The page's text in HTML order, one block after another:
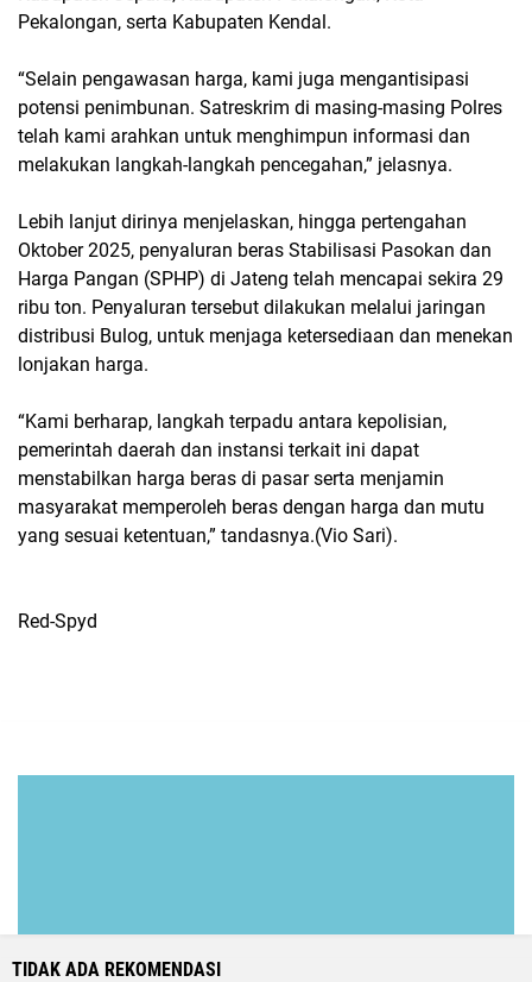
Pekalongan, serta Kabupaten Kendal.
“Selain pengawasan harga, kami juga mengantisipasi
potensi penimbunan. Satreskrim di masing-masing Polres
telah kami arahkan untuk menghimpun informasi dan
melakukan langkah-langkah pencegahan,” jelasnya.
Lebih lanjut dirinya menjelaskan, hingga pertengahan
Oktober 2025, penyaluran beras Stabilisasi Pasokan dan
Harga Pangan (SPHP) di Jateng telah mencapai sekira 29
ribu ton. Penyaluran tersebut dilakukan melalui jaringan
distribusi Bulog, untuk menjaga ketersediaan dan menekan
lonjakan harga.
“Kami berharap, langkah terpadu antara kepolisian,
pemerintah daerah dan instansi terkait ini dapat
menstabilkan harga beras di pasar serta menjamin
masyarakat memperoleh beras dengan harga dan mutu
yang sesuai ketentuan,” tandasnya.(Vio Sari).
Red-Spyd
TIDAK ADA REKOMENDASI